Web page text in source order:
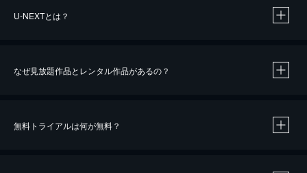
U-NEXTとは？
なぜ見放題作品とレンタル作品があるの？
無料トライアルは何が無料？